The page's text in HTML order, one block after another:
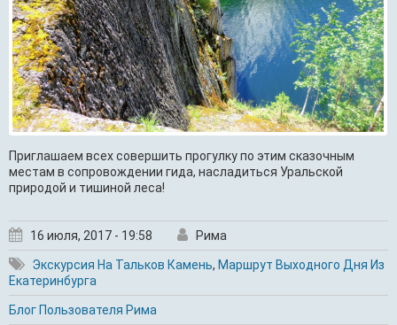
Приглашаем всех совершить прогулку по этим сказочным
местам в сопровождении гида, насладиться Уральской
природой и тишиной леса!
16 июля, 2017 - 19:58 Рима
Экскурсия На Тальков Камень,Маршрут Выходного Дня Из
Екатеринбурга
Блог Пользователя Рима